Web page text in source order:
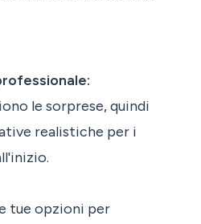
le sorprese, quindi
realistiche per i
tue opzioni per